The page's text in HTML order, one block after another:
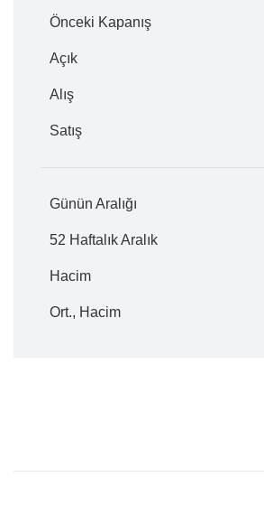
Önceki Kapanış
Açık
Alış
Satış
Günün Aralığı
52 Haftalık Aralık
Hacim
Ort., Hacim